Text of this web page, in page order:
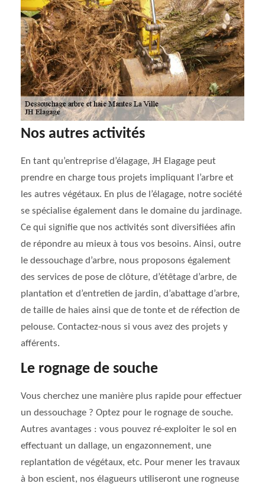
Nos autres activités
En tant qu’entreprise d’élagage, JH Elagage peut
prendre en charge tous projets impliquant l’arbre et
les autres végétaux. En plus de l’élagage, notre société
se spécialise également dans le domaine du jardinage.
Ce qui signifie que nos activités sont diversifiées afin
de répondre au mieux à tous vos besoins. Ainsi, outre
le dessouchage d’arbre, nous proposons également
des services de pose de clôture, d’étêtage d’arbre, de
plantation et d’entretien de jardin, d’abattage d’arbre,
de taille de haies ainsi que de tonte et de réfection de
pelouse. Contactez-nous si vous avez des projets y
afférents.
Le rognage de souche
Vous cherchez une manière plus rapide pour effectuer
un dessouchage ? Optez pour le rognage de souche.
Autres avantages : vous pouvez ré-exploiter le sol en
effectuant un dallage, un engazonnement, une
replantation de végétaux, etc. Pour mener les travaux
à bon escient, nos élagueurs utiliseront une rogneuse